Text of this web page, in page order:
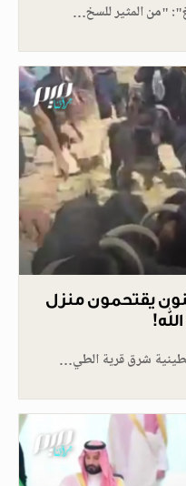
"من المثير للسخ…
يقتحمون منزل
شرق قرية الطي…